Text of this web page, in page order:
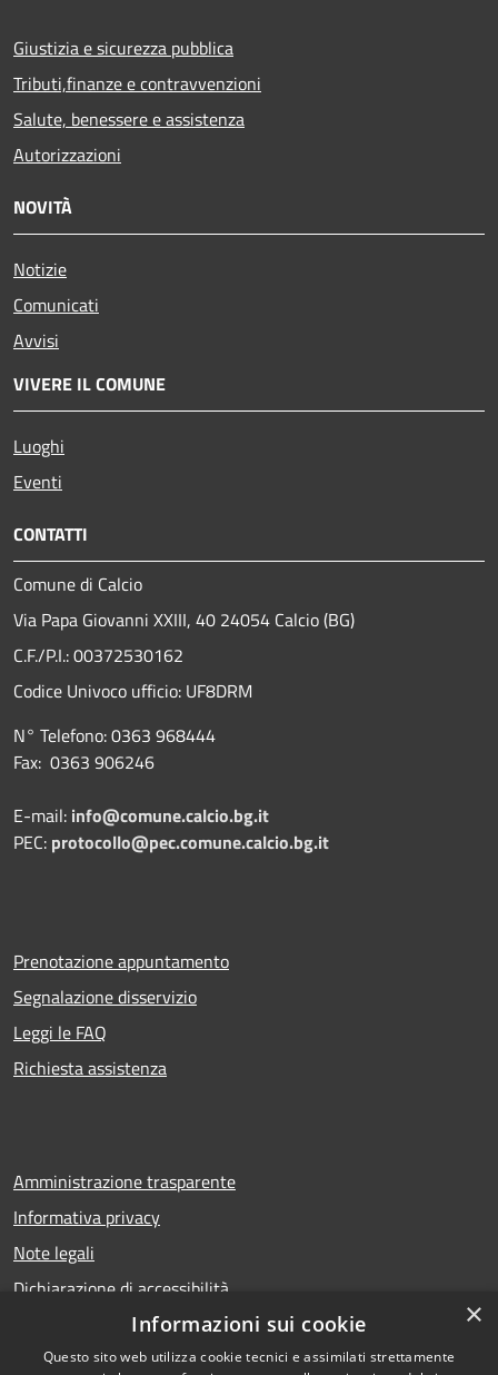
Giustizia e sicurezza pubblica
Tributi,finanze e contravvenzioni
Salute, benessere e assistenza
Autorizzazioni
NOVITÀ
Notizie
Comunicati
Avvisi
VIVERE IL COMUNE
Luoghi
Eventi
CONTATTI
Comune di Calcio
Via Papa Giovanni XXIII, 40 24054 Calcio (BG)
C.F./P.I.: 00372530162
Codice Univoco ufficio: UF8DRM
N° Telefono: 0363 968444
Fax: 0363 906246
E-mail: info@comune.calcio.bg.it
PEC: protocollo@pec.comune.calcio.bg.it
Prenotazione appuntamento
Segnalazione disservizio
Leggi le FAQ
Richiesta assistenza
Amministrazione trasparente
Informativa privacy
Note legali
Dichiarazione di accessibilità
×
Informazioni sui cookie
Questo sito web utilizza cookie tecnici e assimilati strettamente